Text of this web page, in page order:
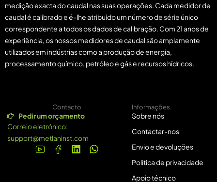
medição exacta do caudal nas suas operações. Cada medidor de
caudal é calibrado e é-lhe atribuído um número de série único
correspondente a todos os dados de calibração. Com 21 anos de
experiência, os nossos medidores de caudal são amplamente
utilizados em indústrias como a produção de energia,
processamento químico, petróleo e gás e recursos hídricos.
Contacto
Pedir um orçamento
Correio eletrónico:
support@metlaninst.com
Informações
Sobre nós
Contactar-nos
Envio e devoluções
Política de privacidade
Apoio técnico